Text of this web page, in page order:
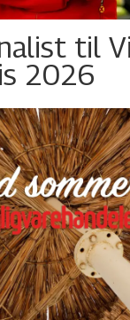
til
2026